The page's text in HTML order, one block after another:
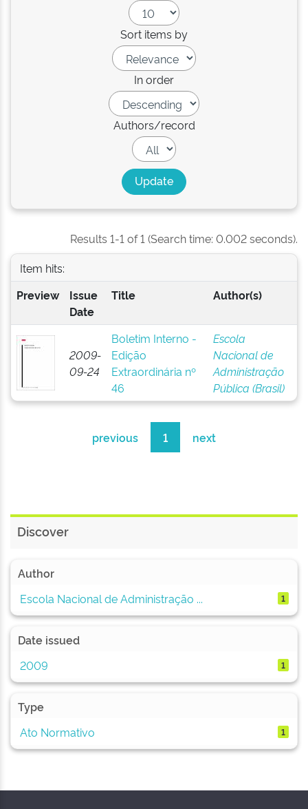
Sort items by
In order
Authors/record
Results 1-1 of 1 (Search time: 0.002 seconds).
Item hits:
Preview
Issue
Date
Title Author(s)
2009-
09-24
Boletim Interno -
Edição
Extraordinária nº
46
Escola
Nacional de
Administração
Pública (Brasil)
previous 1 next
Discover
Author
Escola Nacional de Administração ...
1
Date issued
2009
1
Type
Ato Normativo
1